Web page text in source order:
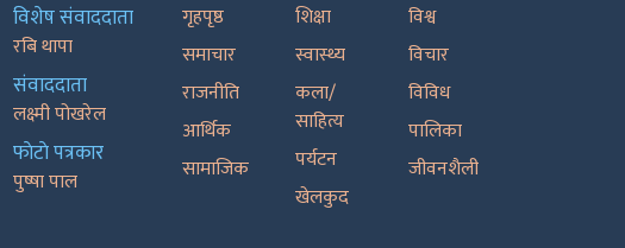
विशेष संवाददाता
रबि थापा
संवाददाता
लक्ष्मी पोखरेल
फाेटाे पत्रकार
पुष्षा पाल
गृहपृष्ठ
समाचार
राजनीति
आर्थिक
सामाजिक
शिक्षा
स्वास्थ्य
कला/
साहित्य
पर्यटन
खेलकुद
विश्व
विचार
विविध
पालिका
जीवनशैली